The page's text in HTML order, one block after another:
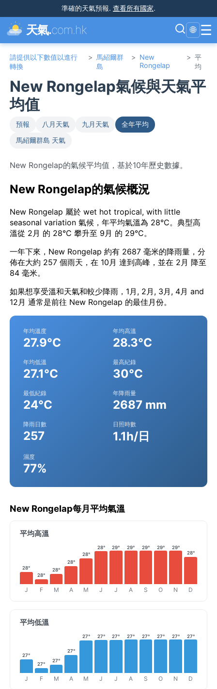
準確的天氣預報. 查看所有國家.
天氣.com.hk 🌐 ☰
請提供以下數值以進行
轉換
> 馬紹爾群
島
> New
Rongelap
> 平
均
New Rongelap氣候與天氣平
均值
預報 八月天氣 九月天氣
全年平均
馬紹爾群島 天氣
New Rongelap的氣候平均值，基於10年歷史數據。
New Rongelap的氣候概況
New Rongelap 屬於 wet hot tropical, with little
seasonal variation 氣候，年平均氣溫為 28°C。典型高
溫從 2月 的 28°C 攀升至 9月 的 29°C。
一年下來，New Rongelap 約有 2687 毫米的降雨量，分
佈在大約 257 個雨天，在 10月 達到高峰，並在 2月 降至
84 毫米。
如果想享受溫和天氣和較少降雨，1月, 2月, 3月, 4月 and
12月 通常是前往 New Rongelap 的最佳月份。
年均溫度
27.9°C
年均高溫
28.3°C
年均低溫
27.1°C
最高紀錄
30°C
最低紀錄
24°C
年降雨量
2687 mm
降雨日數
257
日照時數
1.1h/日
濕度
77%
New Rongelap每月平均氣溫
平均高溫
28°
J
28°
F
28°
M
28°
A
28°
M
28°
J
29°
J
29°
A
29°
S
29°
O
29°
N
28°
D
平均低溫
27°
J
27°
F
27°
M
27°
A
27°
M
27°
J
27°
J
27°
A
27°
S
27°
O
27°
N
27°
D